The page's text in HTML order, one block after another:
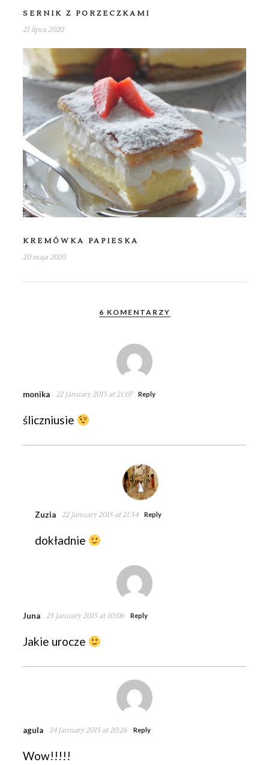
SERNIK Z PORZECZKAMI
21 lipca 2020
KREMÓWKA PAPIESKA
20 maja 2020
6 KOMENTARZY
monika 22 January 2015 at 21:07 Reply
śliczniusie
Zuzia 22 January 2015 at 21:54 Reply
dokładnie
Juna 23 January 2015 at 10:06 Reply
Jakie urocze
agula 24 January 2015 at 20:26 Reply
Wow!!!!!